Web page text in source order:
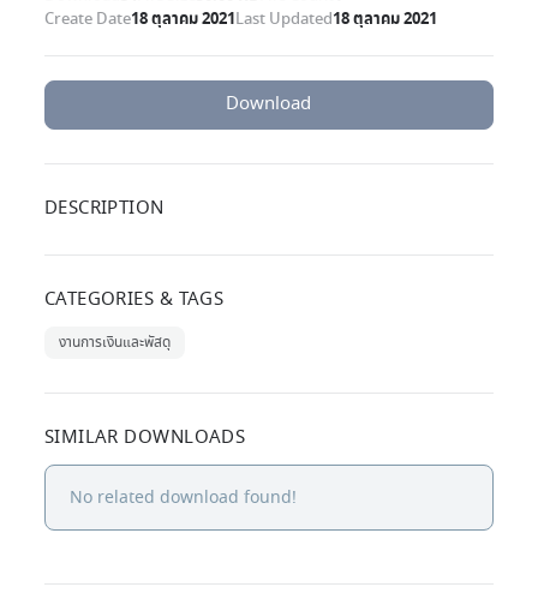
Create Date18 ตุลาคม 2021Last Updated18 ตุลาคม 2021
Download
DESCRIPTION
CATEGORIES & TAGS
งานการเงินและพัสดุ
SIMILAR DOWNLOADS
No related download found!